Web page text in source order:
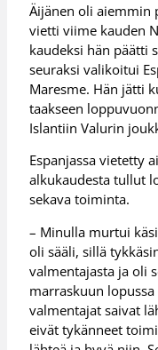
Äijänen oli aiemmin
vietti viime kauden
kaudeksi hän päätti
seuraksi valikoitui
Maresme. Hän jätti
taakseen
Islantiin Valurin
Espanjassa vietetty
alkukaudesta tullut
sekava toiminta.
– Minulla murtui
oli sääli, sillä
valmentajasta ja oli
marraskuun
valmentajat saivat
eivät tykänneet